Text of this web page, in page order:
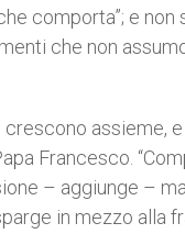
comporta”; e non
che non
crescono assieme,
Francesco.
– aggiunge –
in mezzo alla